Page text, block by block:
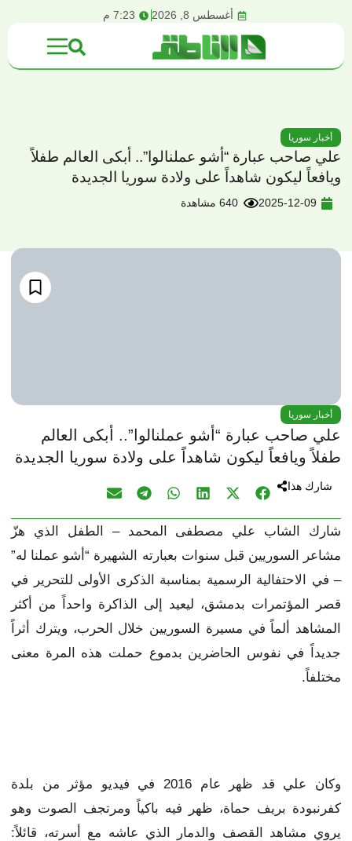
أغسطس 8, 2026 7:23 م
أخبار سوريا
علي صاحب عبارة “أشو عملنالوا”.. أبكى العالم طفلاً
ويافعاً ليكون شاهداً على ولادة سوريا الجديدة
2025-12-09 640 مشاهدة
أخبار سوريا
علي صاحب عبارة “أشو عملنالوا”.. أبكى العالم
طفلاً ويافعاً ليكون شاهداً على ولادة سوريا الجديدة
شارك هذا
شارك الشاب علي مصطفى المحمد – الطفل الذي هزّ
مشاعر السوريين قبل سنوات بعبارته الشهيرة “أشو عملنا له”
– في الاحتفالية الرسمية بمناسبة الذكرى الأولى للتحرير في
قصر المؤتمرات بدمشق، ليعيد إلى الذاكرة واحداً من أكثر
المشاهد ألماً في مسيرة السوريين خلال الحرب، ويترك أثراً
جديداً في نفوس الحاضرين بدموع حملت هذه المرة معنى
مختلفاً.
وكان علي قد ظهر عام 2016 في فيديو مؤثر من بلدة
كفرنبودة بريف حماة، ظهر فيه باكياً ومرتجف الصوت وهو
يروي مشاهد القصف والدمار الذي عاشه مع أسرته، قائلاً: